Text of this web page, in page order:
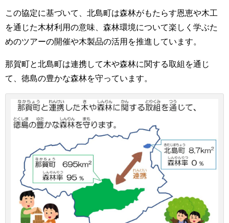
この協定に基づいて、北島町は森林がもたらす恩恵や木工
を通じた木材利用の意味、森林環境について楽しく学ぶた
めのツアーの開催や木製品の活用を推進しています。
那賀町と北島町は連携して木や森林に関する取組を通じ
て、徳島の豊かな森林を守っています。